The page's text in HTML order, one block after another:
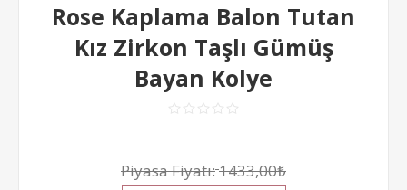
Rose Kaplama Balon Tutan
Kız Zirkon Taşlı Gümüş
Bayan Kolye
Piyasa Fiyatı:1433,00₺